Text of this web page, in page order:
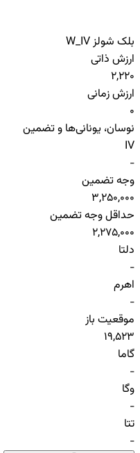
بلک شولز W_IV
ارزش ذاتی
2,220
ارزش زمانی
0
نوسان، یونانی‌ها و تضمین
IV
-
وجه تضمین
3,250,000
حداقل وجه تضمین
2,275,000
دلتا
-
اهرم
-
موقعیت باز
19,523
گاما
-
وگا
-
تتا
-